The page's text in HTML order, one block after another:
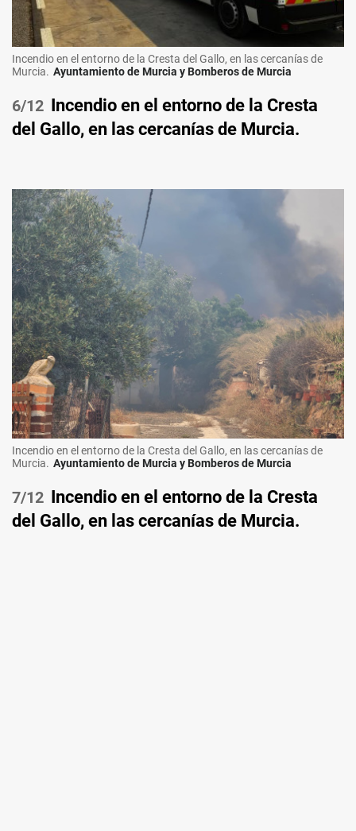
Incendio en el entorno de la Cresta del Gallo, en las cercanías de
Murcia. Ayuntamiento de Murcia y Bomberos de Murcia
/12
Incendio en el entorno de la Cresta
del Gallo, en las cercanías de Murcia.
Incendio en el entorno de la Cresta del Gallo, en las cercanías de
Murcia. Ayuntamiento de Murcia y Bomberos de Murcia
/12
Incendio en el entorno de la Cresta
del Gallo, en las cercanías de Murcia.